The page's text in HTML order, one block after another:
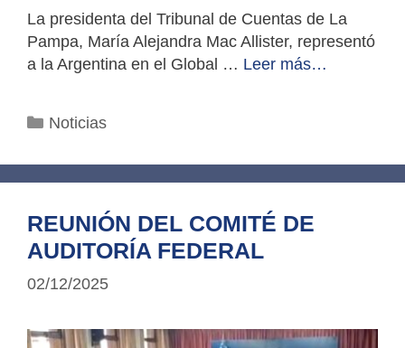
La presidenta del Tribunal de Cuentas de La
Pampa, María Alejandra Mac Allister, representó
a la Argentina en el Global … Leer más…
Categorías
Noticias
REUNIÓN DEL COMITÉ DE
AUDITORÍA FEDERAL
02/12/2025